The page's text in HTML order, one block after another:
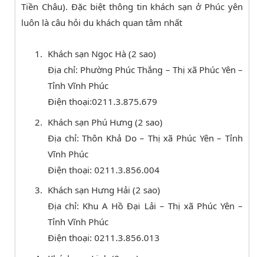
Tiền Châu). Đặc biệt thông tin khách sạn ở Phúc yên
luôn là câu hỏi du khách quan tâm nhất
Khách sạn Ngọc Hà (2 sao)
Địa chỉ: Phường Phúc Thắng – Thị xã Phúc Yên –
Tỉnh Vĩnh Phúc
Điện thoại:0211.3.875.679
Khách sạn Phú Hưng (2 sao)
Địa chỉ: Thôn Khả Do – Thị xã Phúc Yên – Tỉnh
Vĩnh Phúc
Điện thoại: 0211.3.856.004
Khách sạn Hưng Hải (2 sao)
Địa chỉ: Khu A Hồ Đại Lải – Thị xã Phúc Yên –
Tỉnh Vĩnh Phúc
Điện thoại: 0211.3.856.013